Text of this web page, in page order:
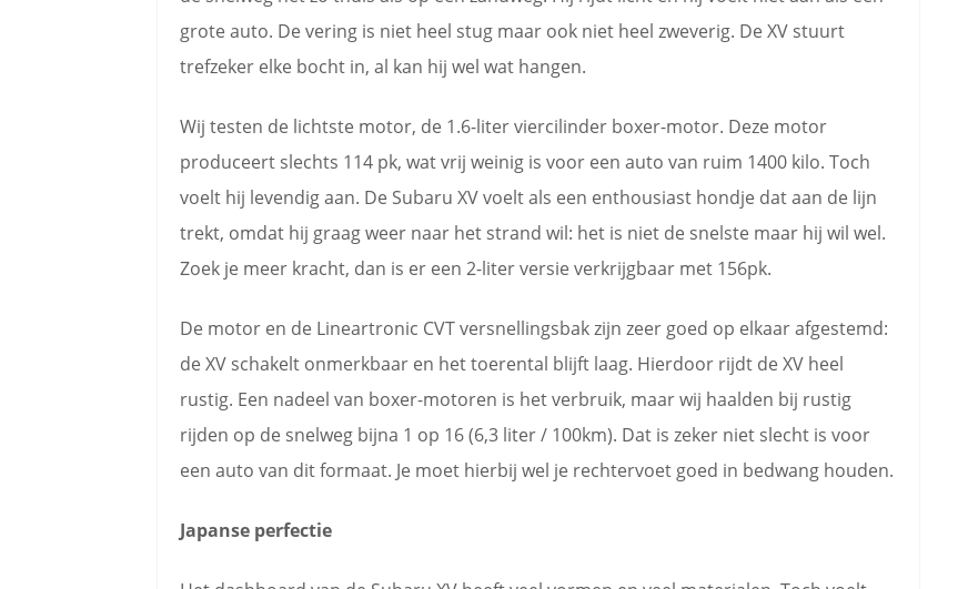
grote auto. De vering is niet heel stug maar ook niet heel zweverig. De XV stuurt
trefzeker elke bocht in, al kan hij wel wat hangen.
Wij testen de lichtste motor, de 1.6-liter viercilinder boxer-motor. Deze motor
produceert slechts 114 pk, wat vrij weinig is voor een auto van ruim 1400 kilo. Toch
voelt hij levendig aan. De Subaru XV voelt als een enthousiast hondje dat aan de lijn
trekt, omdat hij graag weer naar het strand wil: het is niet de snelste maar hij wil wel.
Zoek je meer kracht, dan is er een 2-liter versie verkrijgbaar met 156pk.
De motor en de Lineartronic CVT versnellingsbak zijn zeer goed op elkaar afgestemd:
de XV schakelt onmerkbaar en het toerental blijft laag. Hierdoor rijdt de XV heel
rustig. Een nadeel van boxer-motoren is het verbruik, maar wij haalden bij rustig
rijden op de snelweg bijna 1 op 16 (6,3 liter / 100km). Dat is zeker niet slecht is voor
een auto van dit formaat. Je moet hierbij wel je rechtervoet goed in bedwang houden.
Japanse perfectie